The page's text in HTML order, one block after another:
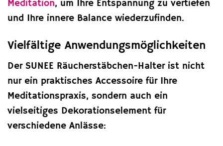
Meditation, um Ihre Entspannung zu vertiefen
und Ihre innere Balance wiederzufinden.
Vielfältige Anwendungsmöglichkeiten
Der SUNEE Räucherstäbchen-Halter ist nicht
nur ein praktisches Accessoire für Ihre
Meditationspraxis, sondern auch ein
vielseitiges Dekorationselement für
verschiedene Anlässe: